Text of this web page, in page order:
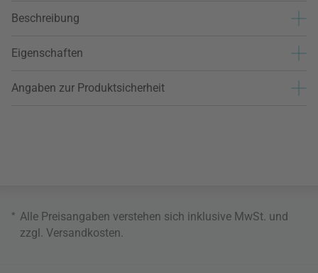
Beschreibung
Eigenschaften
Angaben zur Produktsicherheit
* Alle Preisangaben verstehen sich inklusive MwSt. und
zzgl. Versandkosten